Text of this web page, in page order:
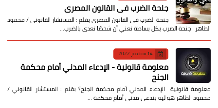
جنحة الضرب في القانون المصري
جنحة الضرب في القانون المصري بقلم : المستشار القانوني / محمود
الطاهر جنحة الضرب بكل بساطة تعني أن شخصًا تعدى بالضرب…
14 سبتمبر 2022
معلومة قانونية - الإدعاء المدني أمام محكمة
الجنح
معلومة قانونية الإدعاء المدني أمام محكمة الجنح؟ بقلم : المستشار القانوني /
محمود الطاهر هو ليه بندعي مدني أمام محكمة …